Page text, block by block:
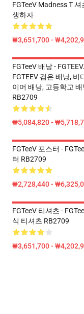
FGTeeV Madness T 셔
생하자
₩3,651,700 -
FGTeeV 배낭 -
FGTEEV 검은 배낭, 비
이머 배낭, 고등학교
RB2709
₩5,084,820 -
FGTeeV 포스터 -
터 RB2709
₩2,728,440 -
FGTeeV 티셔츠 -
식 티셔츠 RB2709
₩3,651,700 -